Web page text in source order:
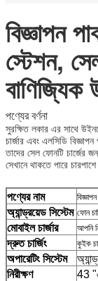
বিজ্ঞাপন
স্টেশন,
বাণিজ্যিক
পণ্যের বর্ণনা
সুরক্ষিত লকার এর সাথে
চার্জার এবং এলসিডি
তাদের সেল ফোনটি চার্জের
সেখানে থাকতে পারে
পণ্যের নাম
অ্যান্ড্রয়েড সিস্টেম ফোন
মোবাইল চার্জার আপনি
দ্রুত চার্জিং কুইক
অপারেটিং সিস্টেম
নিরীক্ষণ
43